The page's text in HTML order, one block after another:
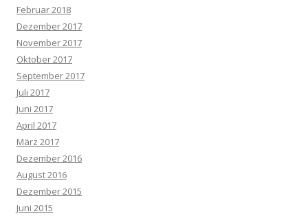
Februar 2018
Dezember 2017
November 2017
Oktober 2017
September 2017
Juli 2017
Juni 2017
April 2017
März 2017
Dezember 2016
August 2016
Dezember 2015
Juni 2015